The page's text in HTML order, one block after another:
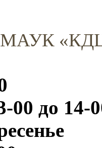
МАУК
00 до 14-